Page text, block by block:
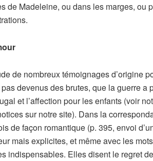
de Madeleine, ou dans les marges, ou
de nombreux témoignages d’origine
devenus des brutes, que la guerre a
et l’affection pour les enfants (voir
sur notre site). Dans la
de façon romantique (p. 395, envoi
mais explicites, et même avec les
indispensables. Elles disent le regret